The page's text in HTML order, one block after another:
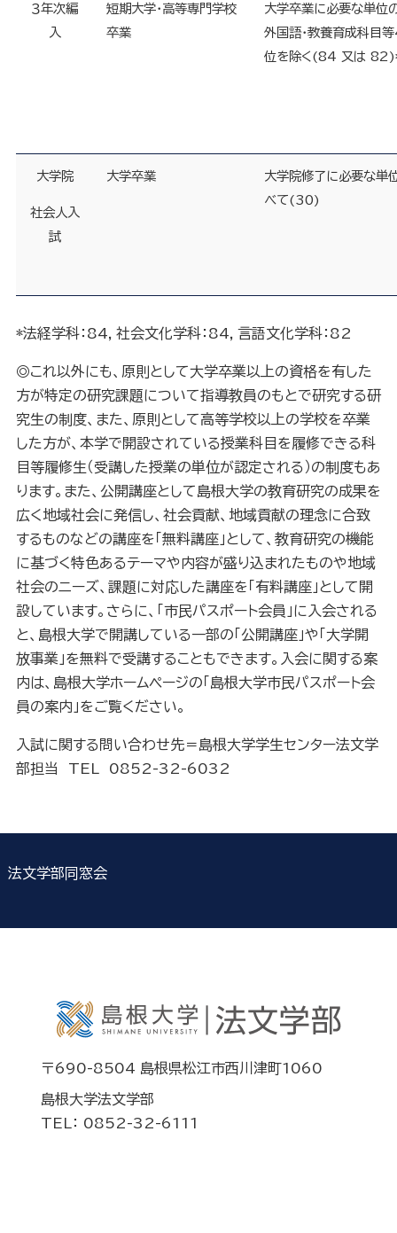
３年次編
入
短期大学・高等専門学校
卒業
大学卒業に必要な単位
外国語・教養育成科目等
位を除く (84 又は 82
大学院
社会人入
試
大学卒業
大学院修了に必要な単
べて(30)
*法経学科：84，社会文化学科：84，言語文化学科：82
◎これ以外にも、原則として大学卒業以上の資格を有した
方が特定の研究課題について指導教員のもとで研究する研
究生の制度、また、原則として高等学校以上の学校を卒業
した方が、本学で開設されている授業科目を履修できる科
目等履修生（受講した授業の単位が認定される）の制度もあ
ります。また、公開講座として島根大学の教育研究の成果を
広く地域社会に発信し、社会貢献、地域貢献の理念に合致
するものなどの講座を「無料講座」として、教育研究の機能
に基づく特色あるテーマや内容が盛り込まれたものや地域
社会のニーズ、課題に対応した講座を「有料講座」として開
設しています。さらに、「市民パスポート会員」に入会される
と、島根大学で開講している一部の「公開講座」や「大学開
放事業」を無料で受講することもできます。入会に関する案
内は、島根大学ホームページの「島根大学市民パスポート会
員の案内」をご覧ください。
入試に関する問い合わせ先＝島根大学学生センター法文学
部担当 TEL 0852-32-6032
法文学部同窓会
〒690-8504 島根県松江市西川津町1060
島根大学法文学部
TEL： 0852-32-6111